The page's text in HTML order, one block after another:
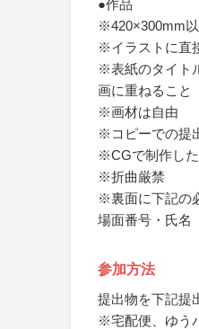
●作品
※420×300mm以
※イラストに直
※表紙のタイト
画に重ねること
※画材は自由
※コピーでの提
※CGで制作し
※折曲厳禁
※裏面に下記の
場面番号・氏名
参加方法
提出物を下記提
※宅配便、ゆう